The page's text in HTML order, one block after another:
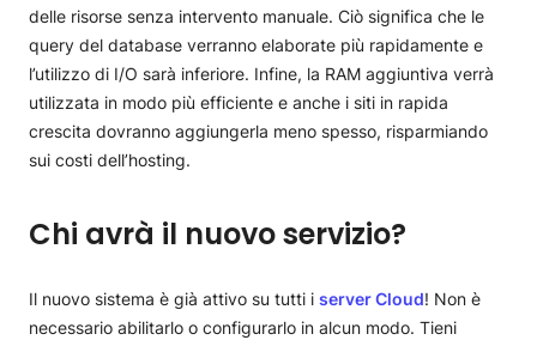
delle risorse senza intervento manuale. Ciò significa che le
query del database verranno elaborate più rapidamente e
l’utilizzo di I/O sarà inferiore. Infine, la RAM aggiuntiva verrà
utilizzata in modo più efficiente e anche i siti in rapida
crescita dovranno aggiungerla meno spesso, risparmiando
sui costi dell’hosting.
Chi avrà il nuovo servizio?
Il nuovo sistema è già attivo su tutti i server Cloud! Non è
necessario abilitarlo o configurarlo in alcun modo. Tieni